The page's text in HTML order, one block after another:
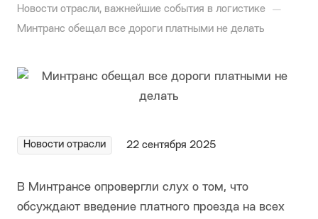
Новости отрасли, важнейшие события в логистике —
Минтранс обещал все дороги платными не делать
Новости отрасли 22 сентября 2025
В Минтрансе опровергли слух о том, что
обсуждают введение платного проезда на всех